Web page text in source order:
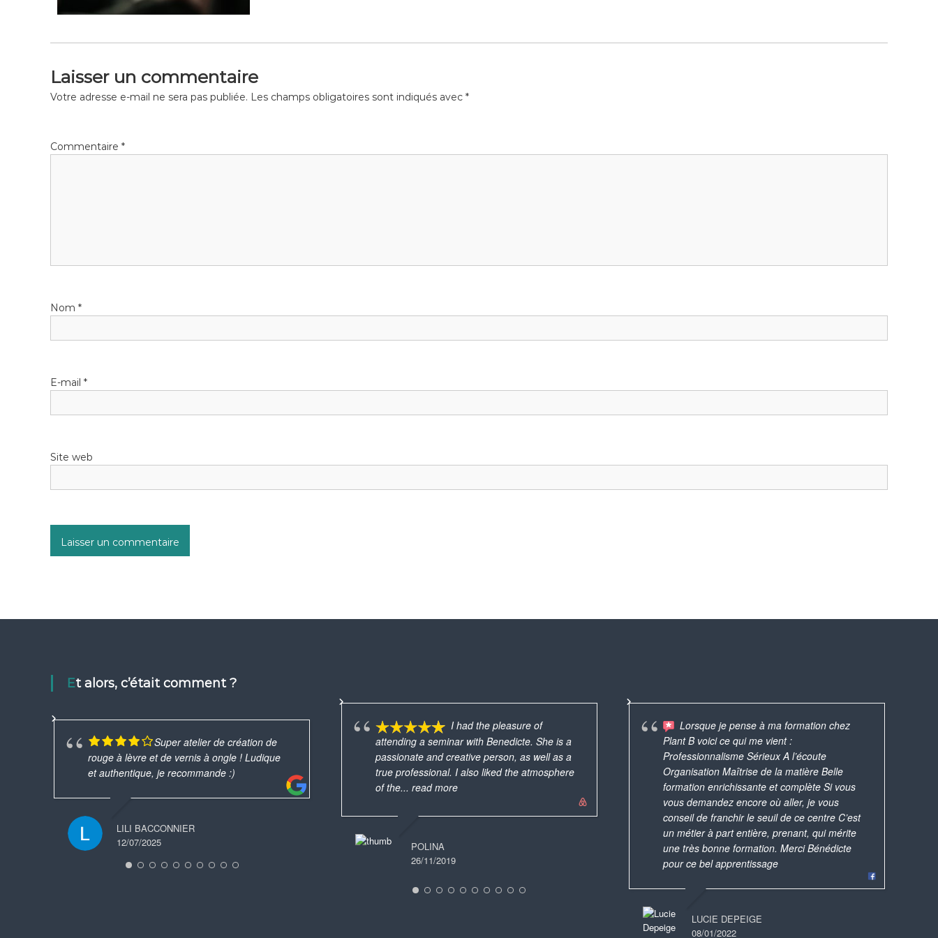
Laisser un commentaire
Votre adresse e-mail ne sera pas publiée. Les champs obligatoires sont indiqués avec *
Commentaire *
Nom *
E-mail *
Site web
Et alors, c’était comment ?
Super atelier de création de
rouge à lèvre et de vernis à ongle ! Ludique
et authentique, je recommande :)
LILI BACCONNIER
12/07/2025
Une expérience que j'ai
vraiment appréciée et que je conseillerai à
mes amies ! Puis quel bonheur de repartir
avec un magnifique rouge à lèvres et un
vernis safe, à partager avec sa famille !
DÉBORAH LAZZERINI-GÉNIN
19/05/2025
I had the pleasure of
attending a seminar with Benedicte. She is a
passionate and creative person, as well as a
true professional. I also liked the atmosphere
of the... read more
POLINA
26/11/2019
Foram oficinas bastante
produtivas, realizadas de maneira profissional.
Vc tem antes de escolher os produtos que
quer fazer, para ela preparar o material e as
instruções. Eu Acabei... read more
KEMIE
12/11/2019
Lorsque je pense à ma formation chez
Plant B voici ce qui me vient :
Professionnalisme Sérieux A l’écoute
Organisation Maîtrise de la matière Belle
formation enrichissante et complète Si vous
vous demandez encore où aller, je vous
conseil de franchir le seuil de ce centre C’est
un métier à part entière, prenant, qui mérite
une très bonne formation. Merci Bénédicte
pour ce bel apprentissage
LUCIE DEPEIGE
08/01/2022